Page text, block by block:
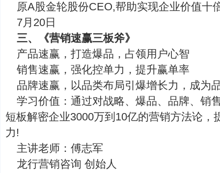
原A股金轮股份CEO,帮助实现企业价值十
7月20日
三、《营销速赢三板斧》
产品速赢，打造爆品，占领用户心智
销售速赢，强化控单力，提升赢单率
品牌速赢，以品类布局引爆增长力，成为
学习价值：通过对战略、爆品、品牌、销
短板解密企业3000万到10亿的营销方法论，
力!
主讲老师：傅志军
龙行营销咨询 创始人